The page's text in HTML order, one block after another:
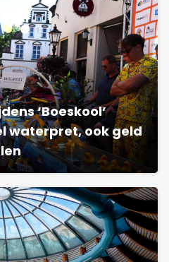
‘Boeskool’
waterpret, ook geld